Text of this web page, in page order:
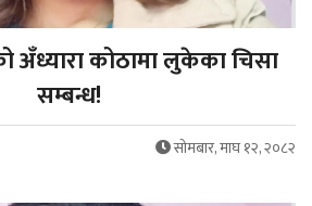
अँध्यारा कोठामा लुकेका चिसा
सम्बन्ध!
सोमबार, माघ १२, २०८२